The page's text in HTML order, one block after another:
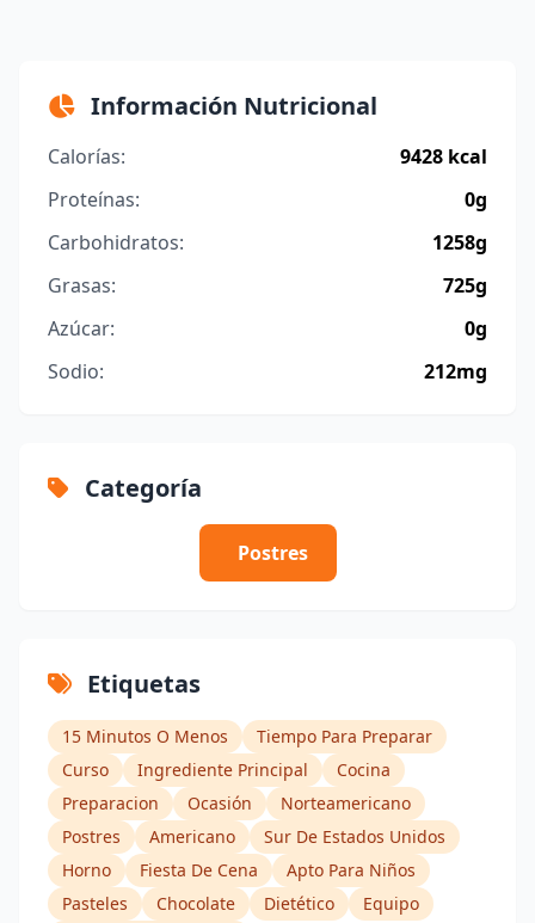
Información Nutricional
Calorías:
9428 kcal
Proteínas:
0g
Carbohidratos:
1258g
Grasas:
725g
Azúcar:
0g
Sodio:
212mg
Categoría
Postres
Etiquetas
15 Minutos O Menos
Tiempo Para Preparar
Curso
Ingrediente Principal
Cocina
Preparacion
Ocasión
Norteamericano
Postres
Americano
Sur De Estados Unidos
Horno
Fiesta De Cena
Apto Para Niños
Pasteles
Chocolate Dietético
Equipo